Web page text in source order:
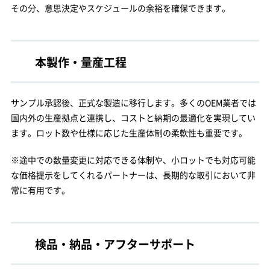
その分、意思決定やスケジュールの余裕を確保できます。
本製作・量産工程
サンプル承認後、正式な製造に移行します。多くのOEM業者では
国内外の生産拠点と連携し、コストと納期の最適化を実現してい
ます。ロット数や仕様に応じた生産体制の柔軟性も重要です。
※途中での数量変更に対応できる体制や、小ロットでも対応可能
な価格提示をしてくれるパートナーは、長期的な取引において非
常に有用です。
検品・納品・アフターサポート